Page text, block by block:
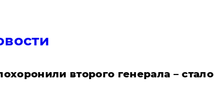
второго генерала – стало